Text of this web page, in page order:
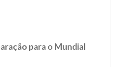
para o Mundial